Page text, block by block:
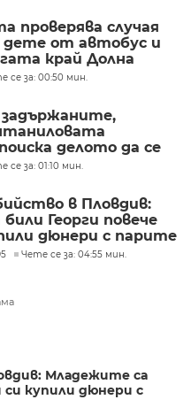
проверява случая
дете от автобус и
край Долна
се за: 00:50 мин.
делото да се
се за: 01:10 мин.
в Пловдив:
Георги повече
дюнери с парите
Чете се за: 04:55 мин.
Младежите са
си купили дюнери с